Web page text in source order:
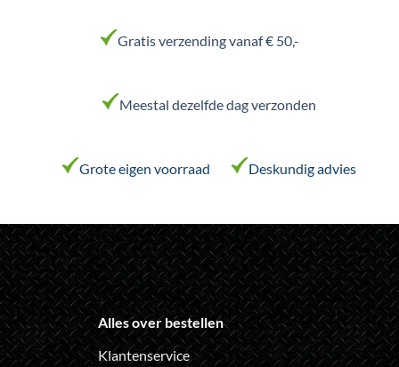
Gratis verzending vanaf € 50,-
Meestal dezelfde dag verzonden
Grote eigen voorraad Deskundig advies
Alles over bestellen
Klantenservice